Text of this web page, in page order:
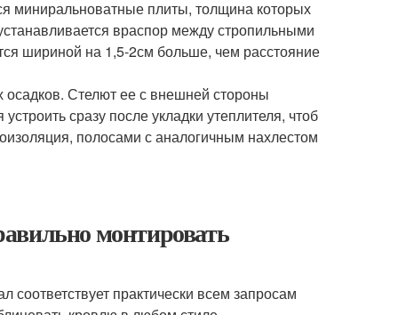
миниральноватные плиты, толщина которых
враспор между стропильными
шириной на 1,5-2см больше, чем расстояние
Стелют ее с внешней стороны
сразу после укладки утеплителя, чтоб
полосами с аналогичным нахлестом
монтировать
практически всем запросам